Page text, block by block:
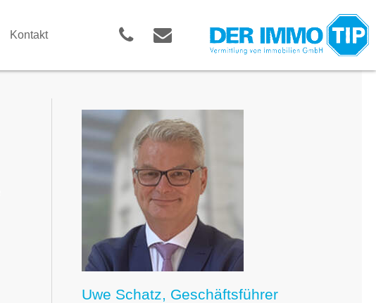
Kontakt
Uwe Schatz, Geschäftsführer